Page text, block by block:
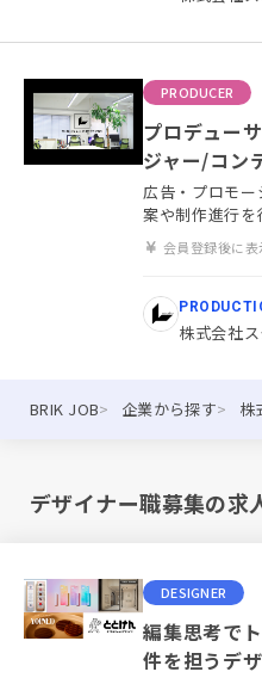
PRODUCER
プロデュー
ジャー/コン
広告・プロモ
会員登録後に表
株式会社
BRIK JOB 企業から探す 株
デザイナー職募集の求
DESIGNER
編集思考で
件を担うデ